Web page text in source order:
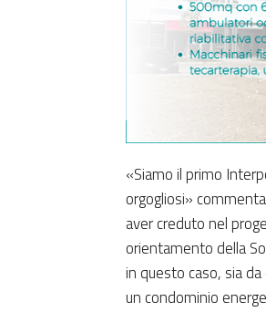
«Siamo il primo
orgogliosi» commenta
aver creduto nel
orientamento della
in questo caso, sia
un condominio